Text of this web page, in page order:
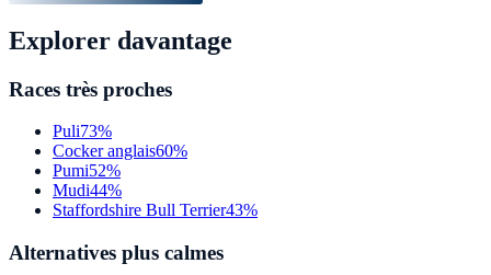
Explorer davantage
Races très proches
Puli73%
Cocker anglais60%
Pumi52%
Mudi44%
Staffordshire Bull Terrier43%
Alternatives plus calmes